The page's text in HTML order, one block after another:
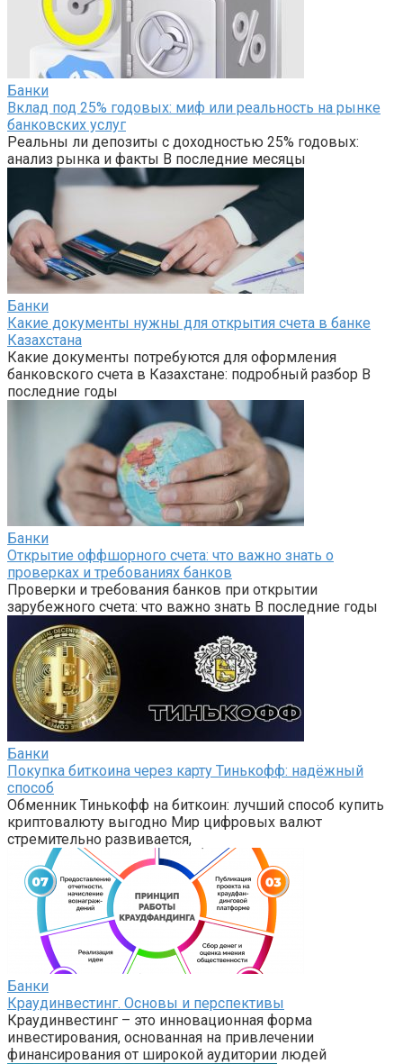
Банки
Вклад под 25% годовых: миф или реальность на рынке
банковских услуг
Реальны ли депозиты с доходностью 25% годовых:
анализ рынка и факты В последние месяцы
Банки
Какие документы нужны для открытия счета в банке
Казахстана
Какие документы потребуются для оформления
банковского счета в Казахстане: подробный разбор В
последние годы
Банки
Открытие оффшорного счета: что важно знать о
проверках и требованиях банков
Проверки и требования банков при открытии
зарубежного счета: что важно знать В последние годы
Банки
Покупка биткоина через карту Тинькофф: надёжный
способ
Обменник Тинькофф на биткоин: лучший способ купить
криптовалюту выгодно Мир цифровых валют
стремительно развивается,
Банки
Краудинвестинг. Основы и перспективы
Краудинвестинг – это инновационная форма
инвестирования, основанная на привлечении
финансирования от широкой аудитории людей